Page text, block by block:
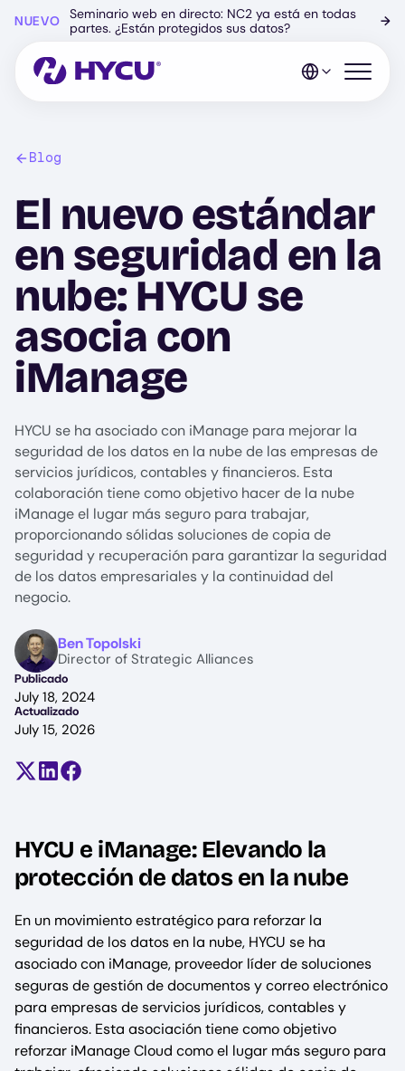
principal
NUEVO
Seminario web en directo: NC2 ya está en todas
partes. ¿Están protegidos sus datos?
→
Abrir el
Blog
El nuevo estándar
en seguridad en la
nube: HYCU se
asocia con
iManage
HYCU se ha asociado con iManage para mejorar la
seguridad de los datos en la nube de las empresas de
servicios jurídicos, contables y financieros. Esta
colaboración tiene como objetivo hacer de la nube
iManage el lugar más seguro para trabajar,
proporcionando sólidas soluciones de copia de
seguridad y recuperación para garantizar la seguridad
de los datos empresariales y la continuidad del
negocio.
ImageBen Topolski
Director of Strategic Alliances
Publicado
July 18, 2024
Actualizado
July 15, 2026
Compartir en X (antes Twitter)
Compartir en LinkedIn
Compartir en Facebook
HYCU e iManage: Elevando la
protección de datos en la nube
En un movimiento estratégico para reforzar la
seguridad de los datos en la nube, HYCU se ha
asociado con iManage, proveedor líder de soluciones
seguras de gestión de documentos y correo electrónico
para empresas de servicios jurídicos, contables y
financieros. Esta asociación tiene como objetivo
reforzar iManage Cloud como el lugar más seguro para